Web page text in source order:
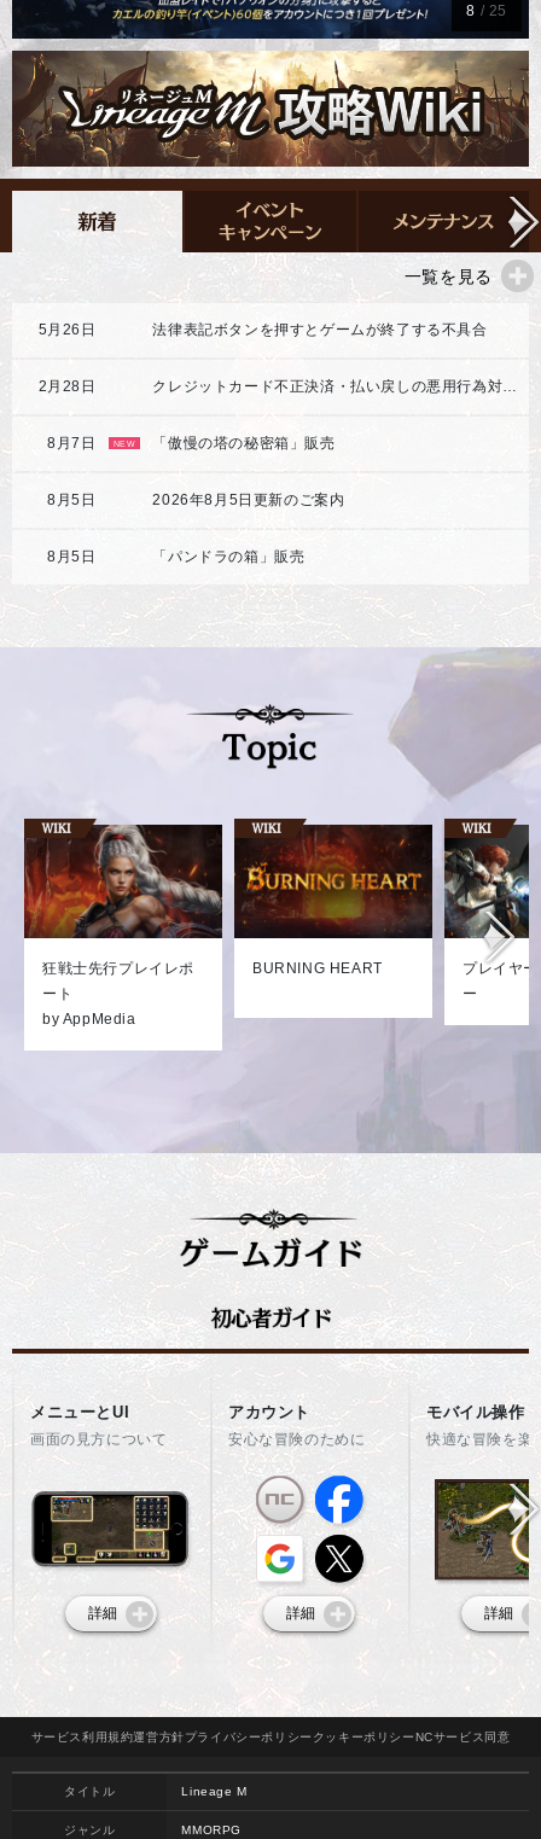
9 / 25
一覧を見る
5月26日 法律表記ボタンを押すとゲームが終了する不具合
2月28日
8月7日 NEW 「傲慢の塔の秘密箱」販売
8月5日 2026年8月5日更新のご案内
8月5日 「パンドラの箱」販売
狂戦士先行プレイレポ
ート
by AppMedia
BURNING HEART
プレイヤ
ー
メニューとUI
画面の見方について
詳細
アカウント
安心な冒険のために
詳細
モバイル操作
快適な冒険を楽
詳細
サービス 利用規約運営方針プライバシーポリシー クッキーポリシーNCサービス 同意
タイトル Lineage M
ジャンル MMORPG